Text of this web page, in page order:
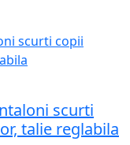
scurti
talie reglabila